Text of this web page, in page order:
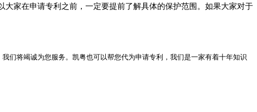
家在申请专利之前，一定要提前了解具体的保护范围。如果大家对于
们将竭诚为您服务。凯粤也可以帮您代为申请专利，我们是一家有着十年知识